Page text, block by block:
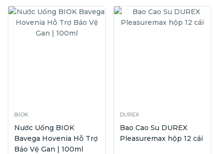
BIOK
Nước Uống BIOK
Bavega Hovenia Hỗ Trợ
Bảo Vệ Gan | 100ml
DUREX
Bao Cao Su DUREX
Pleasuremax hộp 12 cái